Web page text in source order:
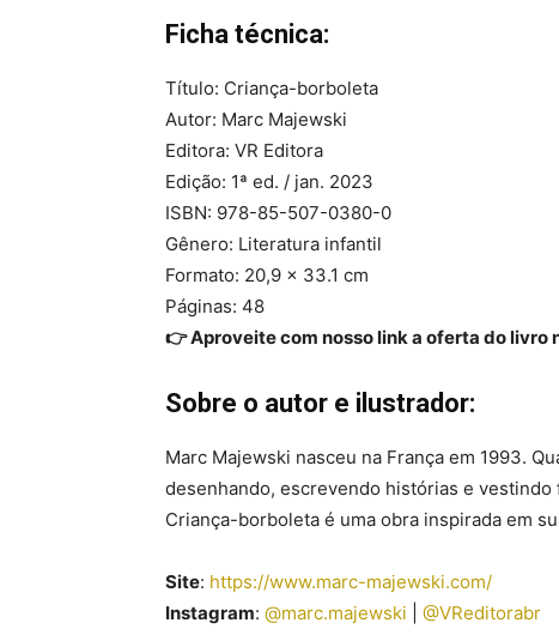
Ficha técnica:
Título: Criança-borboleta
Autor: Marc Majewski
Editora: VR Editora
Edição: 1ª ed. / jan. 2023
ISBN: 978-85-507-0380-0
Gênero: Literatura infantil
Formato: 20,9 x 33.1 cm
Páginas: 48
👉 Aproveite com nosso link a oferta do livro
Sobre o autor e ilustrador:
Marc Majewski nasceu na França em 1993.
desenhando, escrevendo histórias e vestindo
Criança-borboleta é uma obra inspirada em
Site: https://www.marc-majewski.com/
Instagram: @marc.majewski @VReditorabr